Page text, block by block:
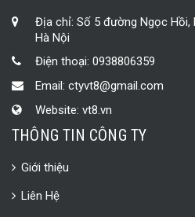
Địa chỉ: Số 5 đường Ngọc Hồi,
Hà Nội
Điện thoại: 0938806359
Email: ctyvt8@gmail.com
Website: vt8.vn
THÔNG TIN CÔNG TY
Giới thiệu
Liên Hệ